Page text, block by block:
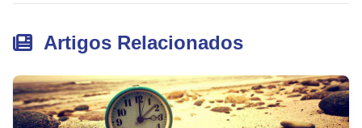
Artigos Relacionados